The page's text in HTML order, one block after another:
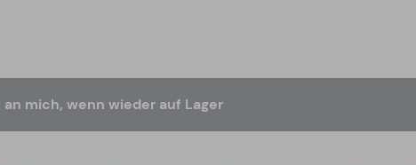
an mich, wenn wieder auf Lager